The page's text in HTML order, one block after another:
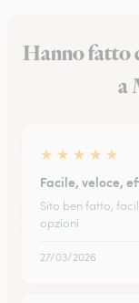
Hanno fatto
a
★ ★ ★ ★ ★
Facile, veloce,
Sito ben fatto,
opzioni
27/03/2026